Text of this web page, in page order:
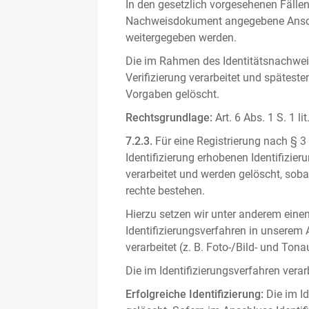
In den gesetzlich vorgesehenen
Nachweisdokument angegebene
weitergegeben werden.
Die im Rahmen des
Verifizierung verarbeitet und
Vorgaben gelöscht.
Rechtsgrundlage: Art. 6 Abs. 1 S. 1
7.2.3. Für eine Registrierung nach §
Identifizierung erhobenen
verarbeitet und werden gelöscht,
rechte bestehen.
Hierzu setzen wir unter anderem
Identifizierungsverfahren in
verarbeitet (z. B. Foto-/Bild- und
Die im Identifizierungsverfahren
Erfolgreiche Identifizierung: Die im